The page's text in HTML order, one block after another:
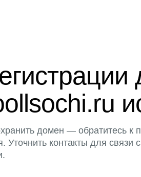
домен — обратитесь к
Уточнить контакты для связи